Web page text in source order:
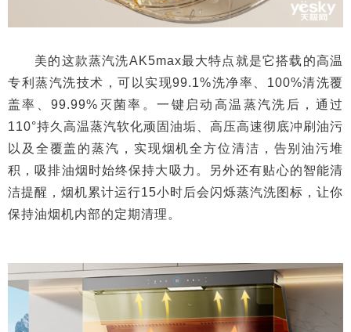
美的这款蒸汽洗AK5max最大特点就是它搭载的高温
专利蒸汽洗技术，可以实现99.1%洗净率、100%清洗覆
盖率、99.99%灭菌率。一键启动高温蒸汽洗后，通过
110°持久高温蒸汽软化顽固油垢、高压高速彻底冲刷油污
以及全覆盖的蒸汽，实现烟机全方位清洁，告别油污堆
积，吸排油烟时始终保持大吸力。另外还有贴心的智能清
洁提醒，烟机累计运行15小时后会闪烁蒸汽洗图标，让你
保持油烟机内部的定期清理。